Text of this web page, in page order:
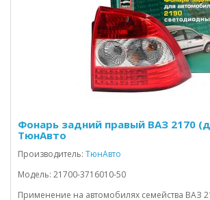
Фонарь задний правый ВАЗ 2170
ТюнАвто
Производитель: ТюнАвто
Модель: 21700-3716010-50
Применение на автомобилях семейства ВАЗ